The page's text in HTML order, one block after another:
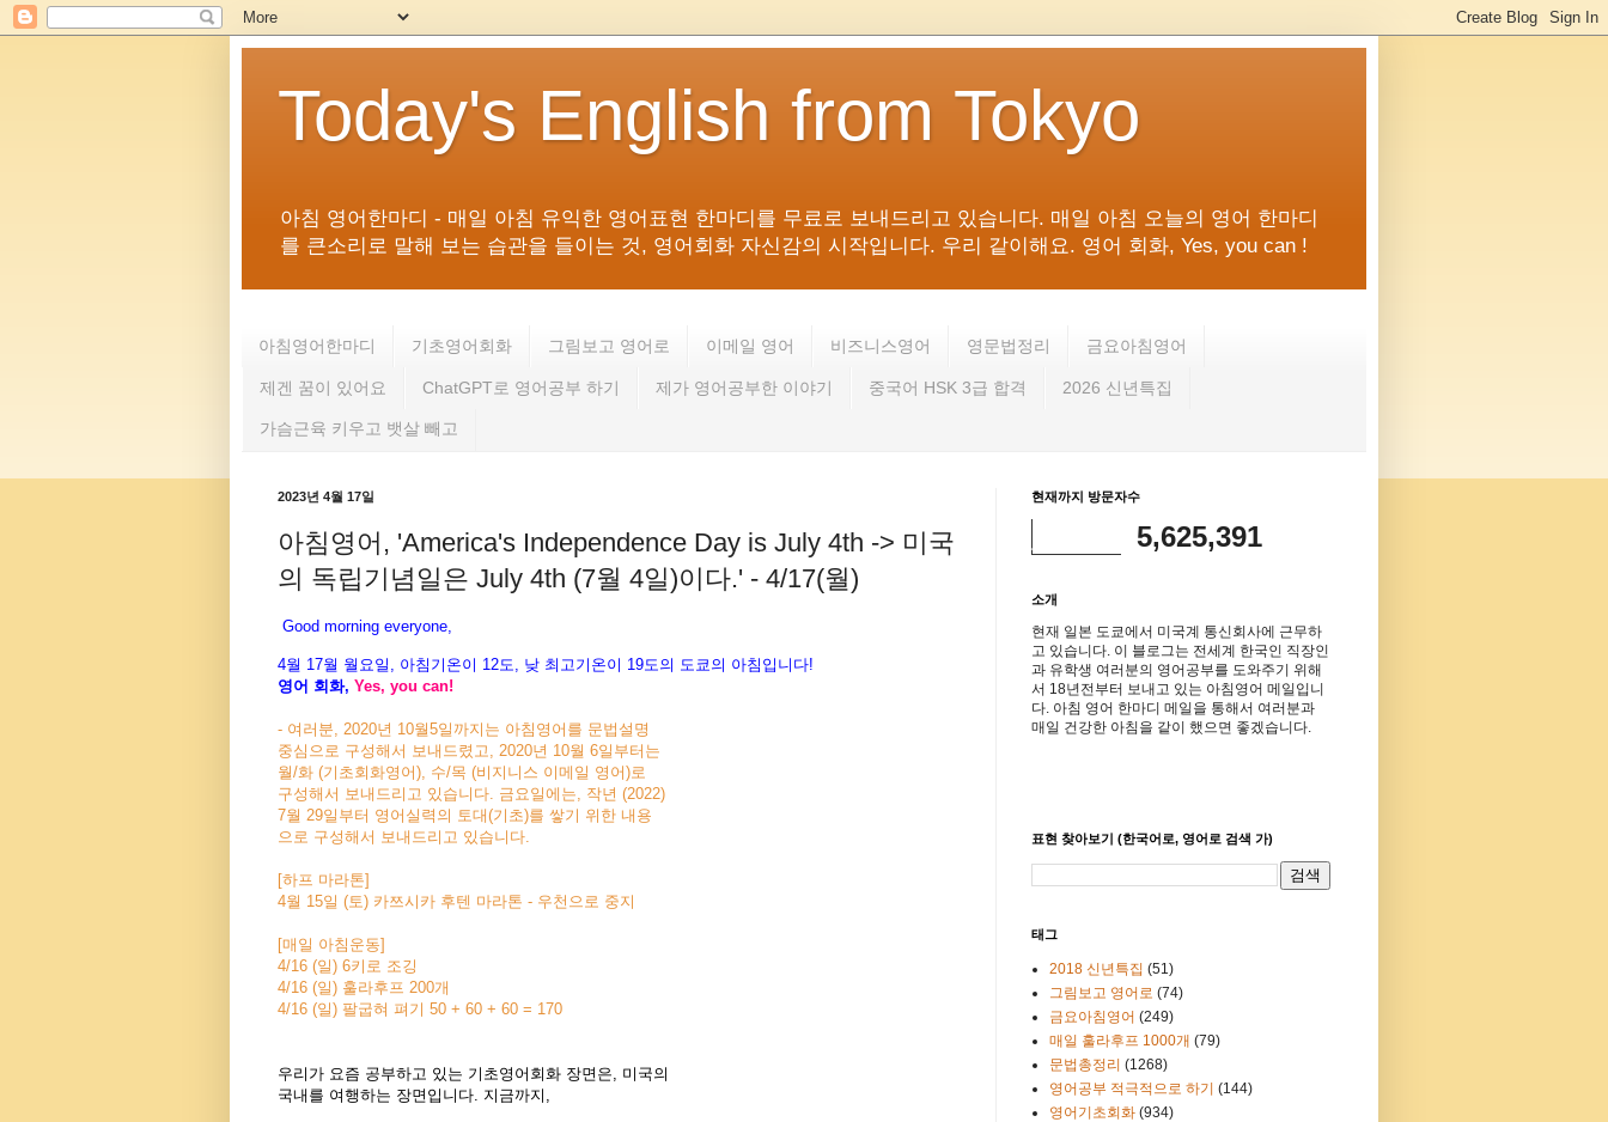
Today's English from Tokyo
아침 영어한마디 - 매일 아침 유익한 영어표현 한마디를 무료로 보내드리고 있습니다. 매일 아침 오늘의 영어 한마디
를 큰소리로 말해 보는 습관을 들이는 것, 영어회화 자신감의 시작입니다. 우리 같이해요. 영어 회화, Yes, you can !
아침영어한마디 기초영어회화 그림보고 영어로 이메일 영어 비즈니스영어 영문법정리 금요아침영어
제겐 꿈이 있어요 ChatGPT로 영어공부 하기 제가 영어공부한 이야기 중국어 HSK 3급 합격 2026 신년특집
가슴근육 키우고 뱃살 빼고
2023년 4월 17일
아침영어, 'America's Independence Day is July 4th -> 미국
의 독립기념일은 July 4th (7월 4일)이다.' - 4/17(월)
Good morning everyone,
4월 17월 월 요일 아침기온이 12도 낮 최고기온이 19도의 도 쿄의 아침입니다!
영어 회화, Yes, you can!
- 여러분, 2020년 10월5일까지는 아침영어를 문법설명
중심으로 구성해서 보내드렸고, 2020년 10월 6일부터는
월/화 (기초회화영어), 수/목 (비지니스 이메일 영어)로
구성해서 보내드리고 있습니다. 금요일에는, 작년 (2022)
7월 29일부터 영어실력의 토대(기초)를 쌓기 위한 내용
으로 구성해서 보내드리고 있습니다.
[하프 마라톤]
4월 15일 (토) 카쯔시카 후텐 마라톤 - 우천으로 중지
[매일 아침운동]
4/16 (일) 6키로 조깅
4/16 (일) 훌라후프 200개
4/16 (일) 팔굽혀 펴기 50 + 60 + 60 = 170
우리가 요즘 공부하고 있는 기초영어회화 장면은, 미국의
국내를 여행하는 장면입니다. 지금까지,
현재까지 방문자수
5,625,391
소개
현재 일본 도쿄에서 미국계 통신회사에 근무하
고 있습니다. 이 블로그는 전세계 한국인 직장인
과 유학생 여러분의 영어공부를 도와주기 위해
서 18년전부터 보내고 있는 아침영어 메일입니
다. 아침 영어 한마디 메일을 통해서 여러분과
매일 건강한 아침을 같이 했으면 좋겠습니다.
표현 찾아보기 (한국어로, 영어로 검색 가)
태그
2018 신년특집 (51)
그림보고 영어로 (74)
금요아침영어 (249)
매일 훌라후프 1000개 (79)
문법총정리 (1268)
영어공부 적극적으로 하기 (144)
영어기초회화 (934)